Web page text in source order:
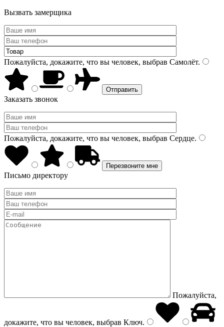
Вызвать замерщика
Пожалуйста, докажите, что вы человек, выбрав Самолёт.
Заказать звонок
Пожалуйста, докажите, что вы человек, выбрав Сердце.
Письмо директору
Пожалуйста,
докажите, что вы человек, выбрав Ключ.